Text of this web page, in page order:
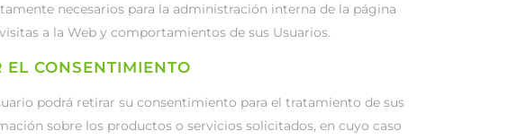
necesarios para la administración interna de la página
a la Web y comportamientos de sus Usuarios.
EL CONSENTIMIENTO
podrá retirar su consentimiento para el tratamiento de sus
sobre los productos o servicios solicitados, en cuyo caso